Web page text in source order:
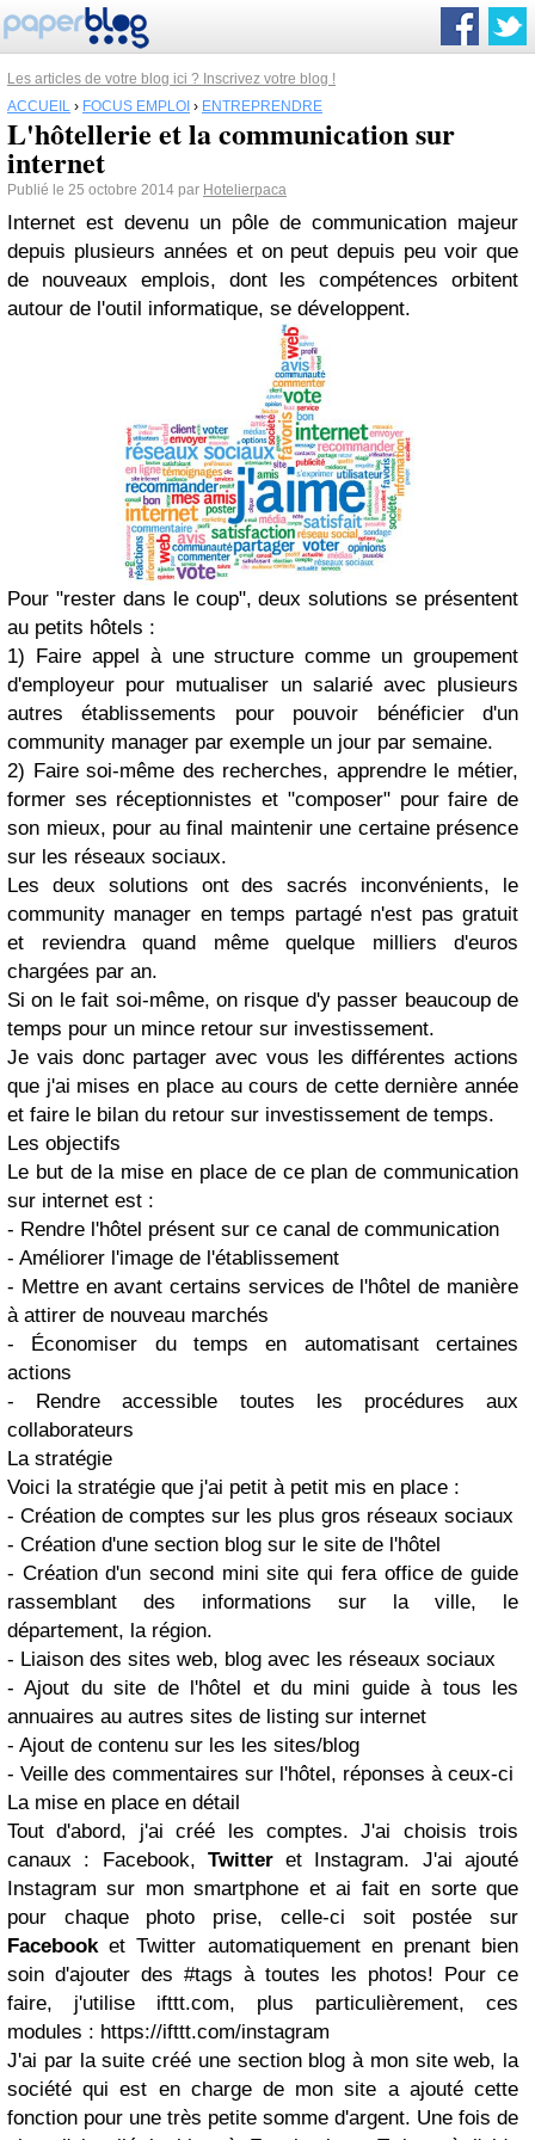
Les articles de votre blog ici ? Inscrivez votre blog !
ACCUEIL › FOCUS EMPLOI › ENTREPRENDRE
L'hôtellerie et la communication sur
internet
Publié le 25 octobre 2014 par Hotelierpaca
Internet est devenu un pôle de communication majeur
depuis plusieurs années et on peut depuis peu voir que
de nouveaux emplois, dont les compétences orbitent
autour de l'outil informatique, se développent.
Pour "rester dans le coup", deux solutions se présentent
au petits hôtels :
1) Faire appel à une structure comme un groupement
d'employeur pour mutualiser un salarié avec plusieurs
autres établissements pour pouvoir bénéficier d'un
community manager par exemple un jour par semaine.
2) Faire soi-même des recherches, apprendre le métier,
former ses réceptionnistes et "composer" pour faire de
son mieux, pour au final maintenir une certaine présence
sur les réseaux sociaux.
Les deux solutions ont des sacrés inconvénients, le
community manager en temps partagé n'est pas gratuit
et reviendra quand même quelque milliers d'euros
chargées par an.
Si on le fait soi-même, on risque d'y passer beaucoup de
temps pour un mince retour sur investissement.
Je vais donc partager avec vous les différentes actions
que j'ai mises en place au cours de cette dernière année
et faire le bilan du retour sur investissement de temps.
Les objectifs
Le but de la mise en place de ce plan de communication
sur internet est :
- Rendre l'hôtel présent sur ce canal de communication
- Améliorer l'image de l'établissement
- Mettre en avant certains services de l'hôtel de manière
à attirer de nouveau marchés
- Économiser du temps en automatisant certaines
actions
- Rendre accessible toutes les procédures aux
collaborateurs
La stratégie
Voici la stratégie que j'ai petit à petit mis en place :
- Création de comptes sur les plus gros réseaux sociaux
- Création d'une section blog sur le site de l'hôtel
- Création d'un second mini site qui fera office de guide
rassemblant des informations sur la ville, le
département, la région.
- Liaison des sites web, blog avec les réseaux sociaux
- Ajout du site de l'hôtel et du mini guide à tous les
annuaires au autres sites de listing sur internet
- Ajout de contenu sur les les sites/blog
- Veille des commentaires sur l'hôtel, réponses à ceux-ci
La mise en place en détail
Tout d'abord, j'ai créé les comptes. J'ai choisis trois
canaux : Facebook, Twitteret Instagram. J'ai ajouté
Instagram sur mon smartphone et ai fait en sorte que
pour chaque photo prise, celle-ci soit postée sur
Facebooket Twitter automatiquement en prenant bien
soin d'ajouter des #tags à toutes les photos! Pour ce
faire, j'utilise ifttt.com, plus particulièrement, ces
modules : https://ifttt.com/instagram
J'ai par la suite créé une section blog à mon site web, la
société qui est en charge de mon site a ajouté cette
fonction pour une très petite somme d'argent. Une fois de